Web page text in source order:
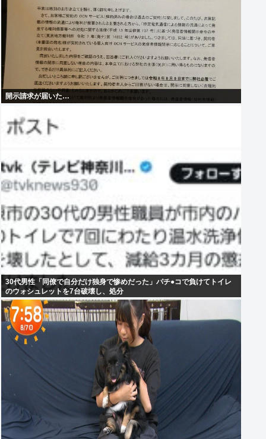
開示請求が届いた…
30代男性「同僚で自分だけ独身で惨めだった」パチ●コで負けてトイレ
のウォシュレットを7台破壊し、処分